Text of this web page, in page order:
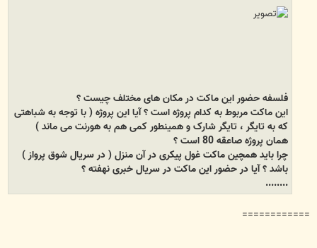
فلسفه حضور این ماکت در مکان های مختلف چیست ؟
این ماکت مربوط به کدام پروژه است ؟ آیا این پروژه ( با توجه به شباهتی
که به تایگر ، تایگر شارک و همینطور کمی هم به هورنت می ماند )
همان پروژه صاعقه 80 است ؟
چرا باید همچین ماکت غول پیکری در آن منزل ( در سریال شوق پرواز )
باشد ؟ آیا در حضور این ماکت در سریال خبری نهفته ؟
........
============